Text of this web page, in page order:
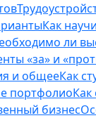
Как
ли
«за» и
и общееКак
портфолиоКак
бизнес